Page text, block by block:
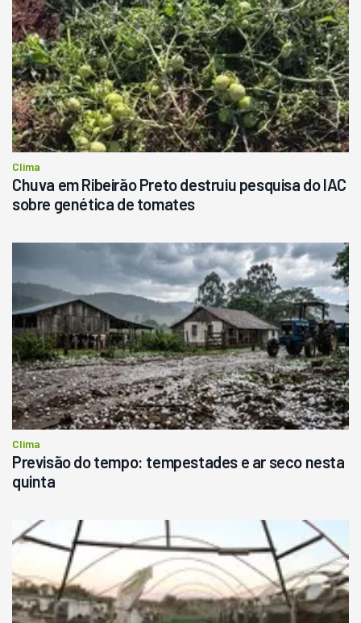
Clima
Chuva em Ribeirão Preto destruiu pesquisa do IAC
sobre genética de tomates
Clima
Previsão do tempo: tempestades e ar seco nesta
quinta